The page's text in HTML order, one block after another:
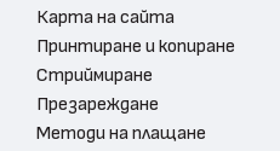
Карта на сайта
Принтиране и копиране
Стриймиране
Презареждане
Методи на плащане